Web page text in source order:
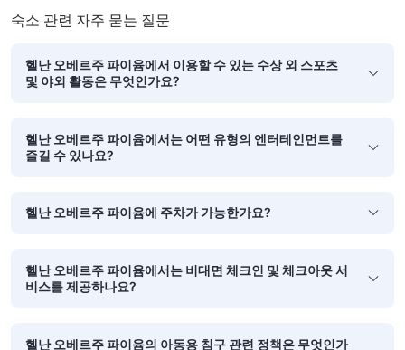
숙소 관련 자주 묻는 질문
헬난 오베르주 파이윰에서 이용할 수 있는 수상 외 스포츠
및 야외 활동은 무엇인가요?
헬난 오베르주 파이윰에서는 어떤 유형의 엔터테인먼트를
즐길 수 있나요?
헬난 오베르주 파이윰에 주차가 가능한가요?
헬난 오베르주 파이윰에서는 비대면 체크인 및 체크아웃 서
비스를 제공하나요?
헬난 오베르주 파이윰의 아동용 침구 관련 정책은 무엇인가